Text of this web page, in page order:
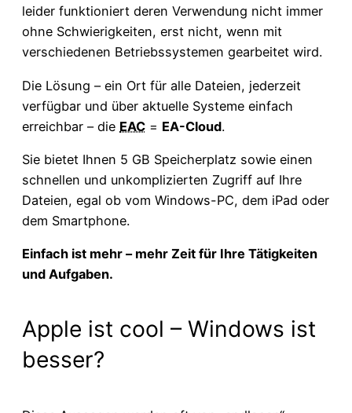
leider funktioniert deren Verwendung nicht immer
ohne Schwierigkeiten, erst nicht, wenn mit
verschiedenen Betriebssystemen gearbeitet wird.
Die Lösung – ein Ort für alle Dateien, jederzeit
verfügbar und über aktuelle Systeme einfach
erreichbar – die EAC = EA-Cloud.
Sie bietet Ihnen 5 GB Speicherplatz sowie einen
schnellen und unkomplizierten Zugriff auf Ihre
Dateien, egal ob vom Windows-PC, dem iPad oder
dem Smartphone.
Einfach ist mehr – mehr Zeit für Ihre Tätigkeiten
und Aufgaben.
Apple ist cool – Windows ist
besser?